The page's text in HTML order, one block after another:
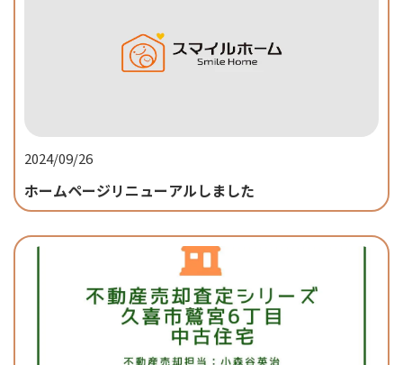
2024/09/26
ホームページリニューアルしました